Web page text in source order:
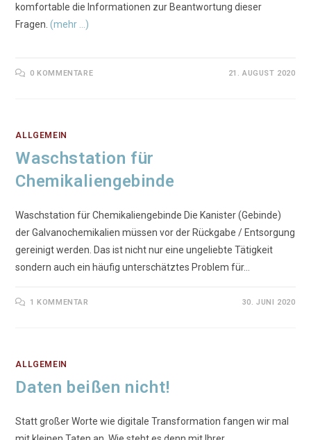
komfortable die Informationen zur Beantwortung dieser
Fragen.(mehr …)
0 KOMMENTARE 21. AUGUST 2020
ALLGEMEIN
Waschstation für
Chemikaliengebinde
Waschstation für Chemikaliengebinde Die Kanister (Gebinde)
der Galvanochemikalien müssen vor der Rückgabe / Entsorgung
gereinigt werden. Das ist nicht nur eine ungeliebte Tätigkeit
sondern auch ein häufig unterschätztes Problem für…
1 KOMMENTAR 30. JUNI 2020
ALLGEMEIN
Daten beißen nicht!
Statt großer Worte wie digitale Transformation fangen wir mal